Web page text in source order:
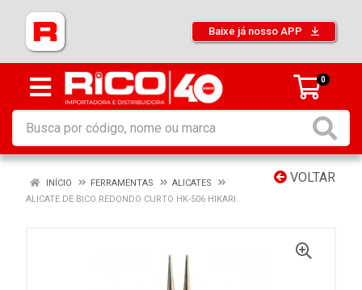
Baixe já nosso APP
0
VOLTAR
INÍCIO FERRAMENTAS
ALICATES
ALICATE DE BICO REDONDO CURTO HK-506 HIKARI